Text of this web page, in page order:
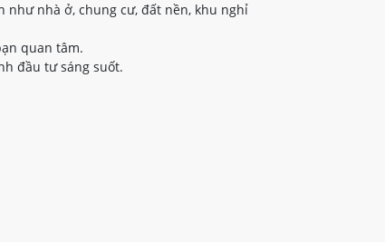
nhà ở, chung cư, đất nền, khu nghỉ
quan tâm.
đầu tư sáng suốt.